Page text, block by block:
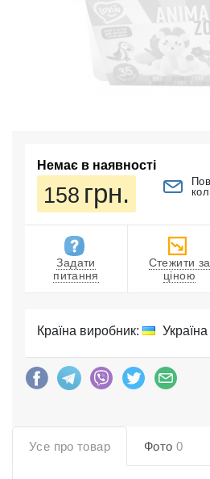
Немає в наявності
158 грн.
Задати
питання
Стежити за
ціною
Країна виробник: Україна
Усе про товар Фото 0